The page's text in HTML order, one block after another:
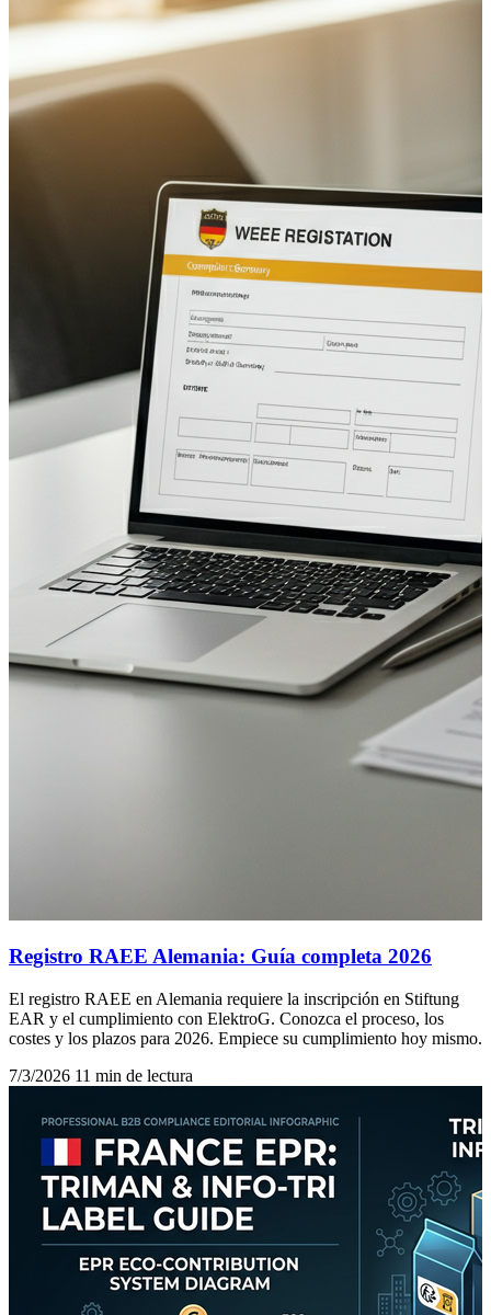
Registro RAEE Alemania: Guía completa 2026
El registro RAEE en Alemania requiere la inscripción en Stiftung
EAR y el cumplimiento con ElektroG. Conozca el proceso, los
costes y los plazos para 2026. Empiece su cumplimiento hoy mismo.
7/3/2026 11 min de lectura